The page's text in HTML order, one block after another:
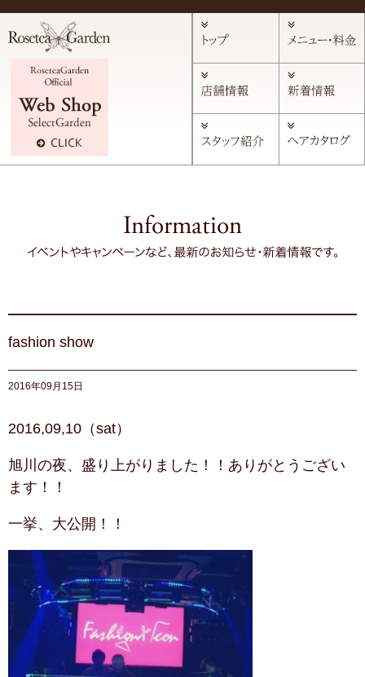
fashion show
2016年09月15日
2016,09,10（sat）
旭川の夜、盛り上がりました！！ありがとうござい
ます！！
一挙、大公開！！